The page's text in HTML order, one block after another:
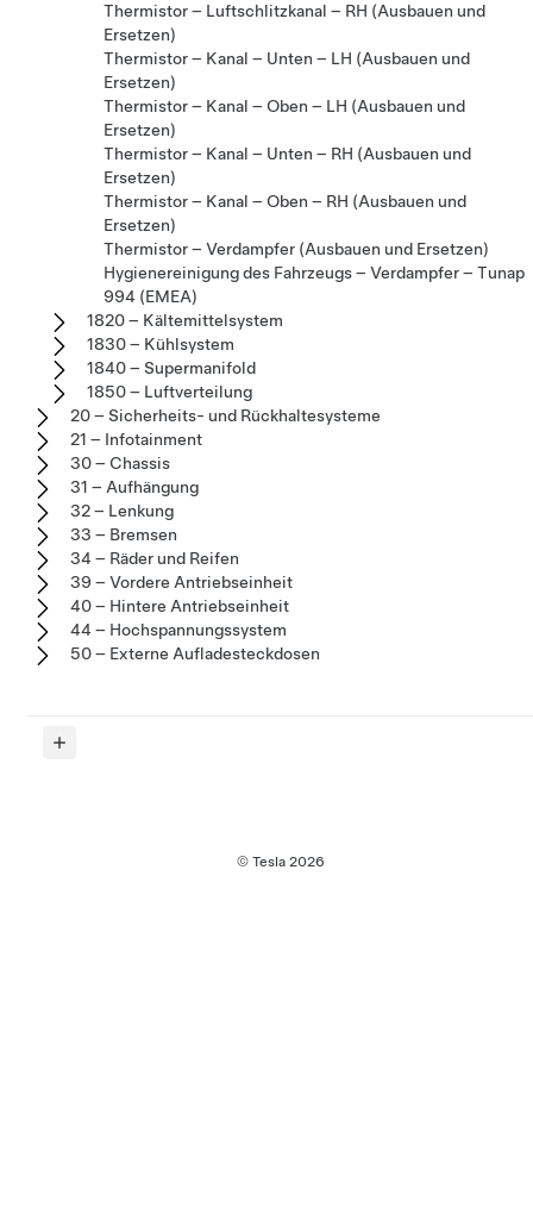
Thermistor – Luftschlitzkanal – RH (Ausbauen und
Ersetzen)
Thermistor – Kanal – Unten – LH (Ausbauen und
Ersetzen)
Thermistor – Kanal – Oben – LH (Ausbauen und
Ersetzen)
Thermistor – Kanal – Unten – RH (Ausbauen und
Ersetzen)
Thermistor – Kanal – Oben – RH (Ausbauen und
Ersetzen)
Thermistor – Verdampfer (Ausbauen und Ersetzen)
Hygienereinigung des Fahrzeugs – Verdampfer – Tunap
994 (EMEA)
1820 – Kältemittelsystem
1830 – Kühlsystem
1840 – Supermanifold
1850 – Luftverteilung
20 – Sicherheits- und Rückhaltesysteme
21 – Infotainment
30 – Chassis
31 – Aufhängung
32 – Lenkung
33 – Bremsen
34 – Räder und Reifen
39 – Vordere Antriebseinheit
40 – Hintere Antriebseinheit
44 – Hochspannungssystem
50 – Externe Aufladesteckdosen
© Tesla 2026